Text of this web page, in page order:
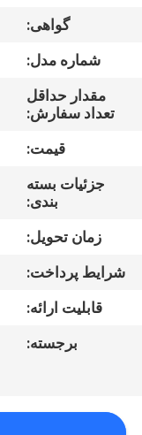
کارخانه
کنترل
ما
موارد
گواهی:
شماره مدل:
مقدار حداقل
تعداد سفارش:
قیمت:
جزئیات بسته
بندی:
زمان تحویل:
شرایط پرداخت:
قابلیت ارائه:
برجسته: